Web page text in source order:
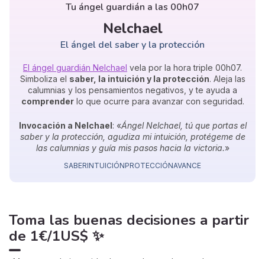
Tu ángel guardián a las 00h07
Nelchael
El ángel del saber y la protección
El ángel guardián Nelchael vela por la hora triple 00h07.
Simboliza el saber, la intuición y la protección. Aleja las
calumnias y los pensamientos negativos, y te ayuda a
comprenderlo que ocurre para avanzar con seguridad.
Invocación a Nelchael: «Ángel Nelchael, tú que portas el
saber y la protección, agudiza mi intuición, protégeme de
las calumnias y guía mis pasos hacia la victoria.»
SABERINTUICIÓNPROTECCIÓNAVANCE
Toma las buenas decisiones a partir
de 1€/1US$ ✨